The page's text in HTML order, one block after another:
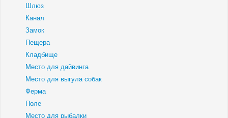
Шлюз
Канал
Замок
Пещера
Кладбище
Место для дайвинга
Место для выгула собак
Ферма
Поле
Место для рыбалки